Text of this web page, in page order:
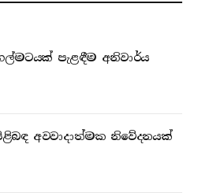
පැළඳීම අනිවාර්ය
අවවාදාත්මක නිවේදනයක්